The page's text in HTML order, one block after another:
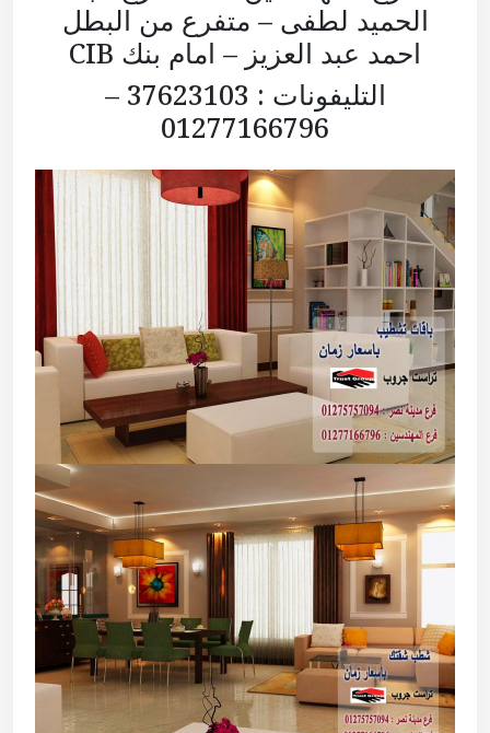
الحميد لطفى – متفرع من البطل
احمد عبد العزيز – امام بنك CIB
التليفونات : 37623103 –
01277166796